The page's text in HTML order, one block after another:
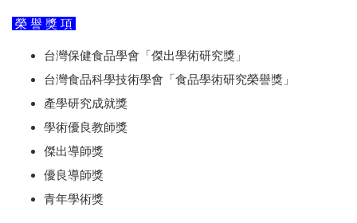
榮 譽 獎 項
台灣保健食品學會「傑出學術研究獎」
台灣食品科學技術學會「食品學術研究榮譽獎」
產學研究成就獎
學術優良教師獎
傑出導師獎
優良導師獎
青年學術獎